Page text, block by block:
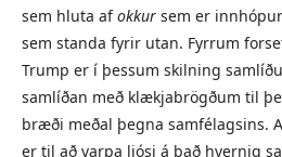
sem hluta afokkur sem er
sem standa fyrir utan. Fyrrum
Trump er í þessum skilning
samlíðan með klækjabrögðum til
bræði meðal þegna samfélagsins.
er til að varpa ljósi á það hvernig